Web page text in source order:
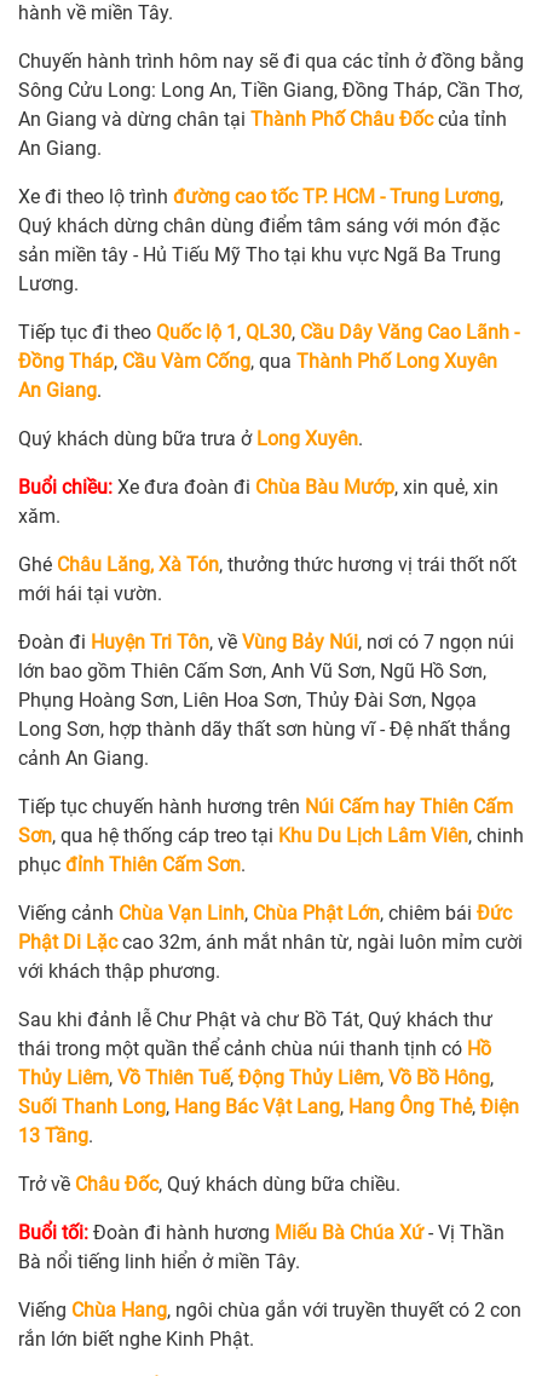
hành về miền Tây.
Chuyến hành trình hôm nay sẽ đi qua các tỉnh ở đồng bằng
Sông Cửu Long: Long An, Tiền Giang, Đồng Tháp, Cần Thơ,
An Giang và dừng chân tại Thành Phố Châu Đốccủa tỉnh
An Giang.
Xe đi theo lộ trình đường cao tốc TP. HCM - Trung Lương,
Quý khách dừng chân dùng điểm tâm sáng với món đặc
sản miền tây - Hủ Tiếu Mỹ Tho tại khu vực Ngã Ba Trung
Lương.
Tiếp tục đi theo Quốc lộ 1 , QL30, Cầu Dây Văng Cao Lãnh -
Đồng Tháp, Cầu Vàm Cống, qua Thành Phố Long Xuyên
An Giang.
Quý khách dùng bữa trưa ở Long Xuyên.
Buổi chiều: Xe đưa đoàn đi Chùa Bàu Mướp, xin quẻ, xin
xăm.
Ghé Châu Lăng, Xà Tón, thưởng thức hương vị trái thốt nốt
mới hái tại vườn.
Đoàn đi Huyện Tri Tôn, về Vùng Bảy Núi, nơi có 7 ngọn núi
lớn bao gồm Thiên Cấm Sơn, Anh Vũ Sơn, Ngũ Hồ Sơn,
Phụng Hoàng Sơn, Liên Hoa Sơn, Thủy Đài Sơn, Ngọa
Long Sơn, hợp thành dãy thất sơn hùng vĩ - Đệ nhất thắng
cảnh An Giang.
Tiếp tục chuyến hành hương trên Núi Cấm hay Thiên Cấm
Sơn, qua hệ thống cáp treo tại Khu Du Lịch Lâm Viên, chinh
phục đỉnh Thiên Cấm Sơn.
Viếng cảnh Chùa Vạn Linh, Chùa Phật Lớn, chiêm bái Đức
Phật Di Lặccao 32m, ánh mắt nhân từ, ngài luôn mỉm cười
với khách thập phương.
Sau khi đảnh lễ Chư Phật và chư Bồ Tát, Quý khách thư
thái trong một quần thể cảnh chùa núi thanh tịnh có Hồ
Thủy Liêm, Vồ Thiên Tuế, Động Thủy Liêm, Vồ Bồ Hông,
Suối Thanh Long, Hang Bác Vật Lang, Hang Ông Thẻ, Điện
13 Tầng.
Trở về Châu Đốc, Quý khách dùng bữa chiều.
Buổi tối: Đoàn đi hành hương Miếu Bà Chúa Xứ- Vị Thần
Bà nổi tiếng linh hiển ở miền Tây.
Viếng Chùa Hang, ngôi chùa gắn với truyền thuyết có 2 con
rắn lớn biết nghe Kinh Phật.